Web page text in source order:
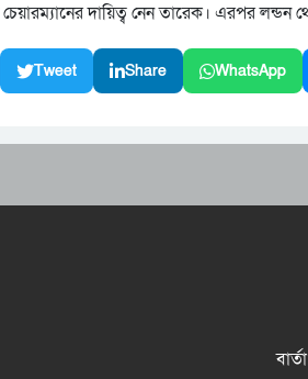
চেয়ারম্যানের দায়িত্ব নেন তারেক। এরপর
Tweet Share WhatsApp